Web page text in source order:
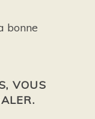
bonne
VOUS